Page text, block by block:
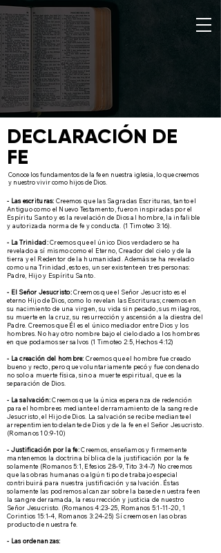
DECLARACIÓN DE
FE
Conoce los fundamentos de la fe en nuestra iglesia, lo que creemos
y nuestro vivir como hijos de Dios.
- Las escrituras: Creemos que las Sagradas Escrituras, tanto el
Antiguo como el Nuevo Testamento, fueron inspiradas por el
Espíritu Santo y es la revelación de Dios al hombre, la infalible
y autorizada norma de fe y conducta. (1 Timoteo 3:16).
- La Trinidad:Creemos que el único Dios verdadero se ha
revelado a sí mismo como el Eterno, Creador del cielo y de la
tierra y el Redentor de la humanidad. Además se ha revelado
como una Trinidad, esto es, un ser existente en tres personas:
Padre, Hijo y Espíritu Santo.
- El Señor Jesucristo:Creemos que el Señor Jesucristo es el
eterno Hijo de Dios, como lo revelan las Escrituras; creemos en
su nacimiento de una virgen, su vida sin pecado, sus milagros,
su muerte en la cruz, su resurrección y ascensión a la diestra del
Padre. Creemos que Él es el único mediador entre Dios y los
hombres. No hay otro nombre bajo el cielo dado a los hombres
en que podamos ser salvos (1 Timoteo 2:5, Hechos 4:12)
- La creación del hombre: Creemos que el hombre fue creado
bueno y recto, pero que voluntariamente pecó y fue condenado
no solo a muerte física, sino a muerte espiritual, que es la
separación de Dios.
- La salvación:Creemos que la única esperanza de redención
para el hombre es mediante el derramamiento de la sangre de
Jesucristo, el Hijo de Dios. La salvación se recibe mediante el
arrepentimiento delante de Dios y de la fe en el Señor Jesucristo.
(Romanos 10:9-10)
- Justificación por la fe:Creemos, enseñamos y firmemente
mantenemos la doctrina bíblica de la justificación por la fe
solamente (Romanos 5:1, Efesios 2:8-9, Tito 3:4-7) No creemos
que las obras humanas o algún tipo de trabajo especial
contribuirá para nuestra justificación y salvación. Éstas
solamente las podremos alcanzar sobre la base de nuestra fe en
la sangre derramada, la resurrección y justicia de nuestro
Señor Jesucristo. (Romanos 4:23-25, Romanos 5:1-11-20, 1
Corintios 15:1-4, Romanos 3:24-25) Sí creemos en las obras
producto de nuestra fe.
- Las ordenanzas: